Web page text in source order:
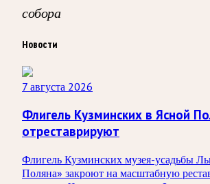
собора
Новости
7 августа 2026
Флигель Кузминских в Ясной
отреставрируют
Флигель Кузминских музея-усадьбы
Поляна» закроют на масштабную